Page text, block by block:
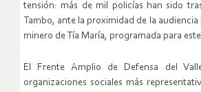
tensión: más de mil policías han sido
Tambo, ante la proximidad de la
minero de Tía María, programada para
El Frente Amplio de Defensa del
organizaciones sociales más